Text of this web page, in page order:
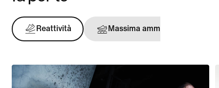
Reattività Massima ammortizzazione